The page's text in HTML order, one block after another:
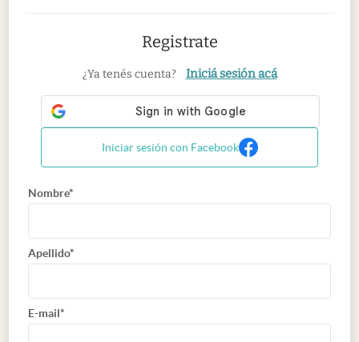
Registrate
¿Ya tenés cuenta? Iniciá sesión acá
Iniciar sesión con Facebook
Nombre*
Apellido*
E-mail*